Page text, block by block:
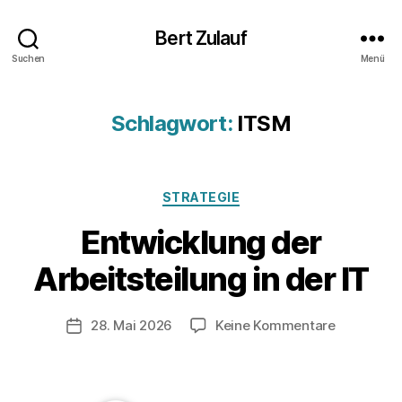
Suchen
Bert Zulauf
Menü
Schlagwort: ITSM
Kategorien
STRATEGIE
Entwicklung der
Arbeitsteilung in der IT
Beitragsautor
V
o
n
z
l
Veröffentlichungsdatum
28. Mai 2026 Keine Kommentarezu